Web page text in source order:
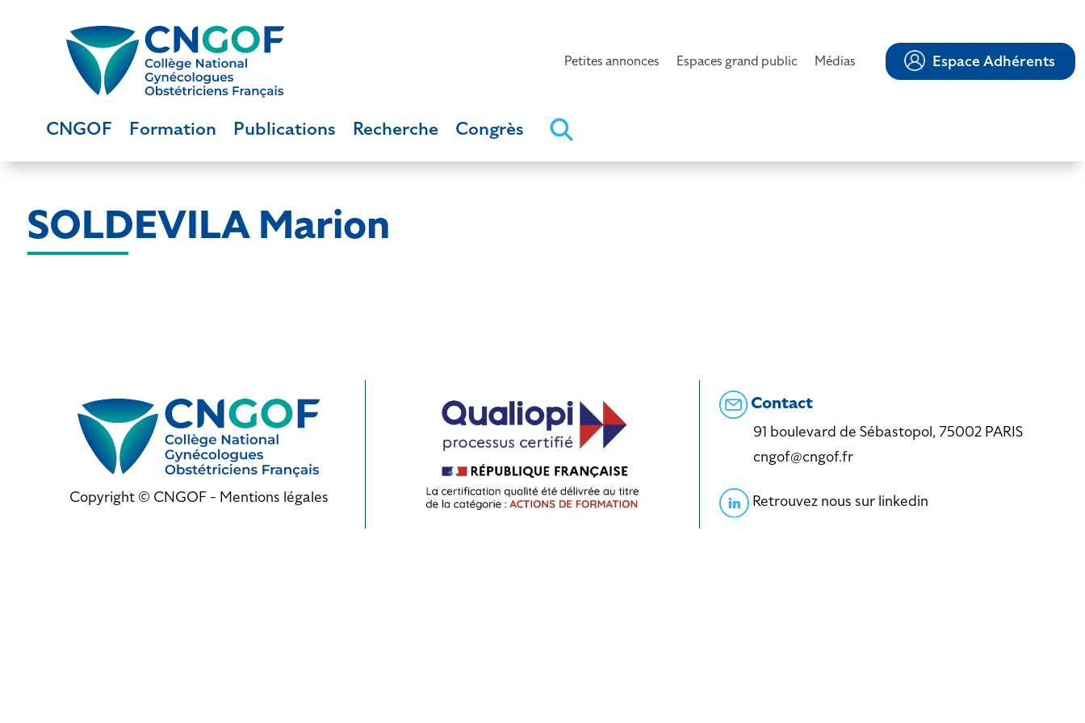
Petites annonces Espaces grand public Médias Espace Adhérents
CNGOF Formation Publications Recherche Congrès
SOLDEVILA Marion
Copyright © CNGOF - Mentions légales
Contact
91 boulevard de Sébastopol, 75002 PARIS
cngof@cngof.fr
Retrouvez nous sur linkedin